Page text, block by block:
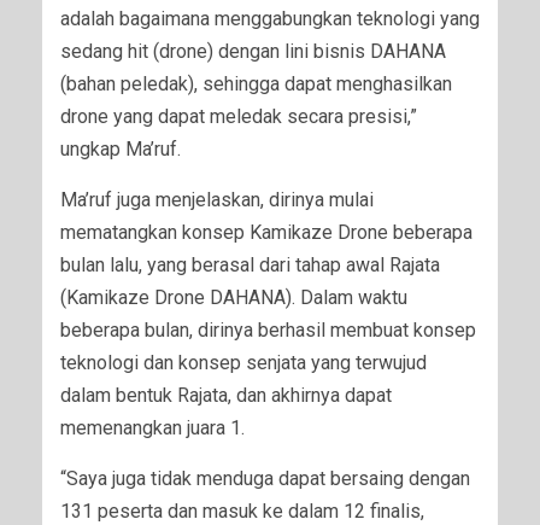
adalah bagaimana menggabungkan teknologi yang
sedang hit (drone) dengan lini bisnis DAHANA
(bahan peledak), sehingga dapat menghasilkan
drone yang dapat meledak secara presisi,”
ungkap Ma’ruf.
Ma’ruf juga menjelaskan, dirinya mulai
mematangkan konsep Kamikaze Drone beberapa
bulan lalu, yang berasal dari tahap awal Rajata
(Kamikaze Drone DAHANA). Dalam waktu
beberapa bulan, dirinya berhasil membuat konsep
teknologi dan konsep senjata yang terwujud
dalam bentuk Rajata, dan akhirnya dapat
memenangkan juara 1.
“Saya juga tidak menduga dapat bersaing dengan
131 peserta dan masuk ke dalam 12 finalis,